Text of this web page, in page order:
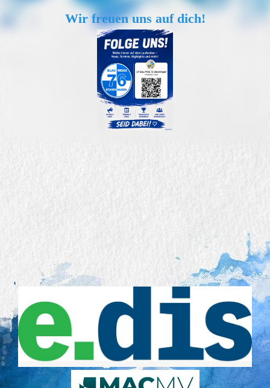
Wir freuen uns auf dich!